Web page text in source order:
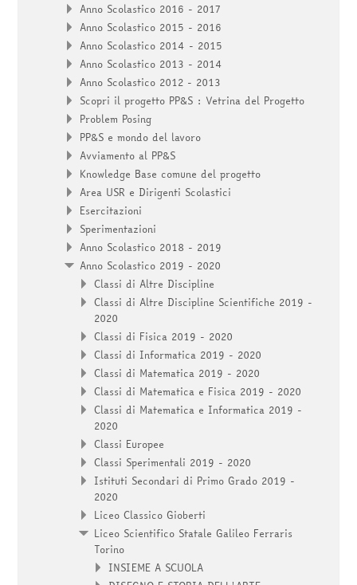
Anno Scolastico 2016 - 2017
Anno Scolastico 2015 - 2016
Anno Scolastico 2014 - 2015
Anno Scolastico 2013 - 2014
Anno Scolastico 2012 - 2013
Scopri il progetto PP&S : Vetrina del Progetto
Problem Posing
PP&S e mondo del lavoro
Avviamento al PP&S
Knowledge Base comune del progetto
Area USR e Dirigenti Scolastici
Esercitazioni
Sperimentazioni
Anno Scolastico 2018 - 2019
Anno Scolastico 2019 - 2020
Classi di Altre Discipline
Classi di Altre Discipline Scientifiche 2019 -
2020
Classi di Fisica 2019 - 2020
Classi di Informatica 2019 - 2020
Classi di Matematica 2019 - 2020
Classi di Matematica e Fisica 2019 - 2020
Classi di Matematica e Informatica 2019 -
2020
Classi Europee
Classi Sperimentali 2019 - 2020
Istituti Secondari di Primo Grado 2019 -
2020
Liceo Classico Gioberti
Liceo Scientifico Statale Galileo Ferraris
Torino
INSIEME A SCUOLA